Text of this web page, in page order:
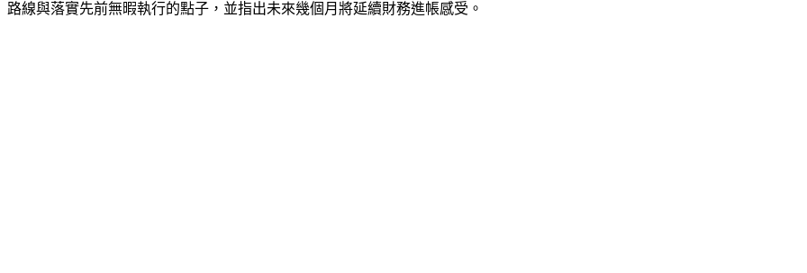
路線與落實先前無暇執行的點子，並指出未來幾個月將延續財務進帳感受。